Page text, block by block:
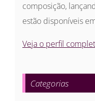
composição,
estão disponíveis
Veja o perfil
Categorias